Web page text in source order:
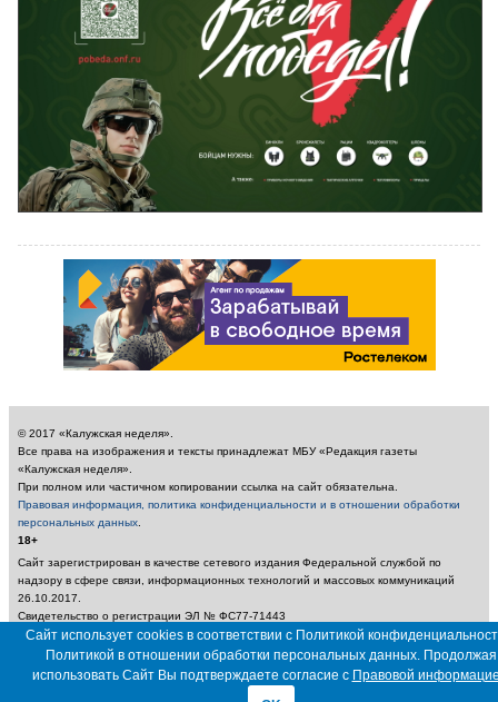
© 2017 «Калужская неделя».
Все права на изображения и тексты принадлежат МБУ «Редакция газеты
«Калужская неделя».
При полном или частичном копировании ссылка на сайт обязательна.
Правовая информация, политика конфиденциальности и в отношении обработки
персональных данных
18+
Сайт зарегистрирован в качестве сетевого издания Федеральной службой по
надзору в сфере связи, информационных технологий и массовых коммуникаций
26.10.2017.
Свидетельство о регистрации ЭЛ № ФС77-71443
Учредитель: Муниципальное бюджетное учреждение «Редакция газеты «Калужская
неделя»
Главный редактор: Амбарцумян А. Ю. / Электронный адрес редакции:
nedelya_kaluga@adm.kaluga.ru / Телефон редакции: 400-424
Сайт использует cookies в соответствии с Политикой
Политикой в отношении обработки персональных данных. Продолжая
использовать Сайт Вы подтверждаете согласие с Правовой